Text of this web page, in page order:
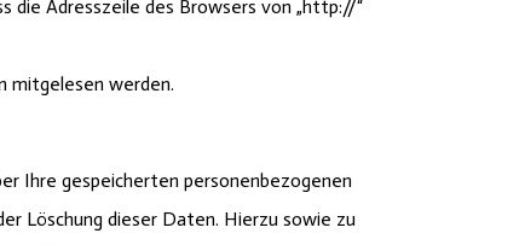
die Adresszeile des Browsers von „http://“
mitgelesen werden.
Ihre gespeicherten personenbezogenen
Löschung dieser Daten. Hierzu sowie zu